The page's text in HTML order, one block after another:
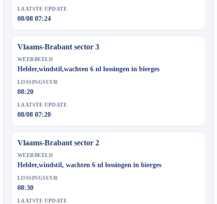
LAATSTE UPDATE
08/08 07:24
Vlaams-Brabant sector 3
WEERBEELD
Helder,windstil,wachten 6 nl lossingen in bierges
LOSSINGSUUR
08:20
LAATSTE UPDATE
08/08 07:20
Vlaams-Brabant sector 2
WEERBEELD
Helder,windstil, wachten 6 nl lossingen in bierges
LOSSINGSUUR
08:30
LAATSTE UPDATE